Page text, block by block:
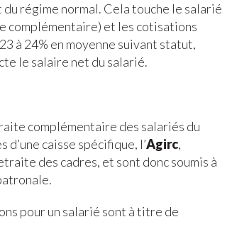
régime normal. Cela touche le salarié
complémentaire) et les cotisations
à 24% en moyenne suivant statut,
le salaire net du salarié.
complémentaire des salariés du
caisse spécifique, l’Agirc,
des cadres, et sont donc soumis à
pour un salarié sont à titre de